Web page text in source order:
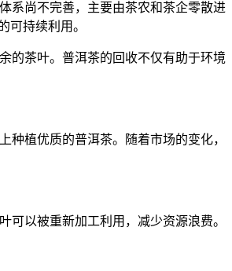
系尚不完善，主要由茶农和茶企零散进
可持续利用。
的茶叶。普洱茶的回收不仅有助于环境
植优质的普洱茶。随着市场的变化，
以被重新加工利用，减少资源浪费。